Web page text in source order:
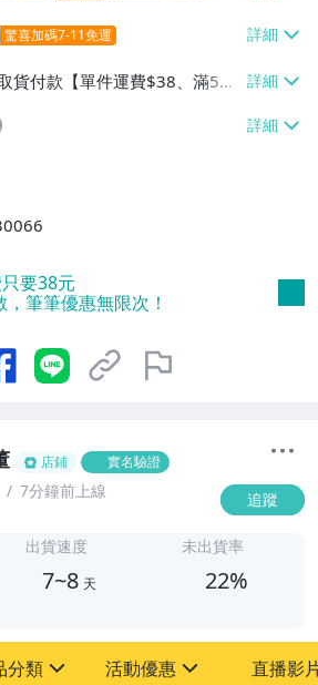
驚喜加碼7-11免運
貨付款【單件運費$38、滿5件
免運費】、7-ELEVEN取貨
運費】、萊爾富取貨付款【單件
5件或消費滿$1298免運
/貨運【單件運費$120、滿5件
要38元
筆筆優惠無限次！
店鋪 實名驗證
7分鐘前上線 追蹤
出貨速度
7~8 天
未出貨率
22%
分類 活動優惠 直播影